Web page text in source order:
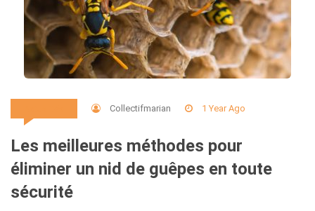
Collectifmarian 1 Year Ago
Les meilleures méthodes pour
éliminer un nid de guêpes en toute
sécurité